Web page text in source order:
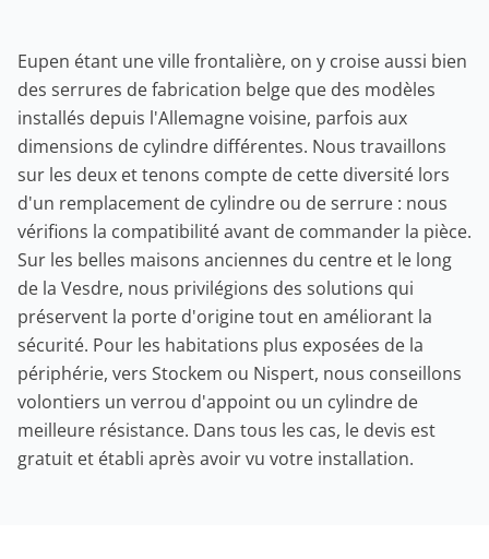
Eupen étant une ville frontalière, on y croise aussi bien
des serrures de fabrication belge que des modèles
installés depuis l'Allemagne voisine, parfois aux
dimensions de cylindre différentes. Nous travaillons
sur les deux et tenons compte de cette diversité lors
d'un remplacement de cylindre ou de serrure : nous
vérifions la compatibilité avant de commander la pièce.
Sur les belles maisons anciennes du centre et le long
de la Vesdre, nous privilégions des solutions qui
préservent la porte d'origine tout en améliorant la
sécurité. Pour les habitations plus exposées de la
périphérie, vers Stockem ou Nispert, nous conseillons
volontiers un verrou d'appoint ou un cylindre de
meilleure résistance. Dans tous les cas, le devis est
gratuit et établi après avoir vu votre installation.